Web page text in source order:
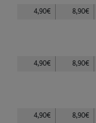
4,90€ 8,90€
4,90€ 8,90€
4,90€ 8,90€